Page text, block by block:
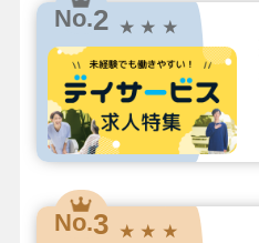
No.2 ★ ★ ★
No.3 ★ ★ ★